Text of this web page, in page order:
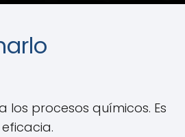
procesos químicos. Es